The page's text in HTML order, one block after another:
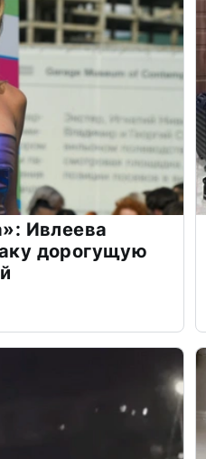
Ивлеева
дорогущую